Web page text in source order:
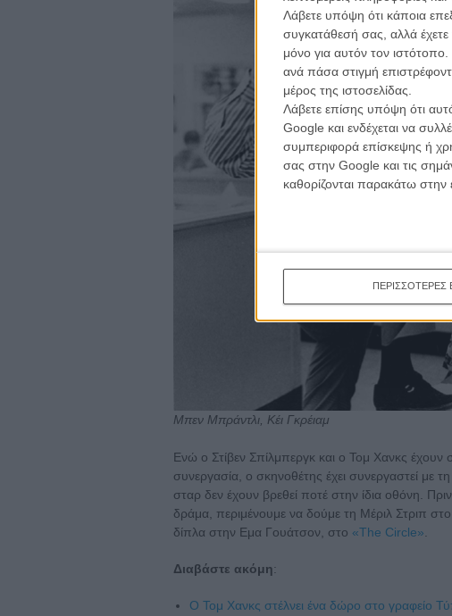
Λάβετε υπόψη ότι κάποια
συγκατάθεσή σας, αλλά έχετε
μόνο για αυτόν τον
ανά πάσα στιγμή
μέρος της ιστοσελίδας.
Λάβετε επίσης υπόψη ότι
Google και ενδέχεται να
συμπεριφορά επίσκεψης ή
σας στην Google και τις
καθορίζονται παρακάτω
ΠΕΡΙΣΣΟΤΕΡΕΣ
Μπεν Μπράντλι, Κέι Γκρέιαμ
Ενώ ο Στίβεν Σπίλμπεργκ και ο Τομ Χανκς έχουν
συνεργασία, ο σκηνοθέτης έχει συνεργαστεί με
σταρ δεν έχουν βρεθεί ποτέ στην ίδια οθόνη.
δράμα, περιμένουμε να δούμε τη Μέριλ Στριπ στο
δίπλα στην Εμα Γουάτσον, στο «The Circle»
Διαβάστε ακόμη:
Ο Τομ Χανκς στέλνει ένα δώρο στο γραφείο